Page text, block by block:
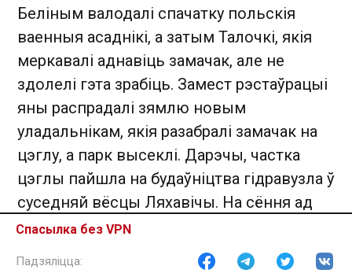
Беліным валодалі спачатку польскія
ваенныя асаднікі, а затым Талочкі, якія
меркавалі аднавіць замачак, але не
здолелі гэта зрабіць. Замест рэстаўрацыі
яны распрадалі зямлю новым
уладальнікам, якія разабралі замачак на
цэглу, а парк высеклі. Дарэчы, частка
цэглы пайшла на будаўніцтва гідравузла ў
суседняй вёсцы Ляхавічы. На сёння ад
былой сядзібы засталіся толькі палі і
Спасылка без VPN